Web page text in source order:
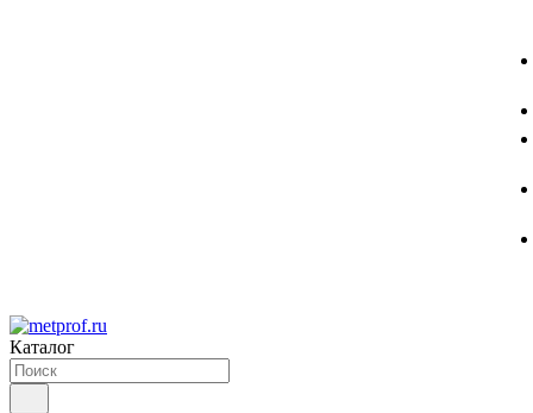
Каталог